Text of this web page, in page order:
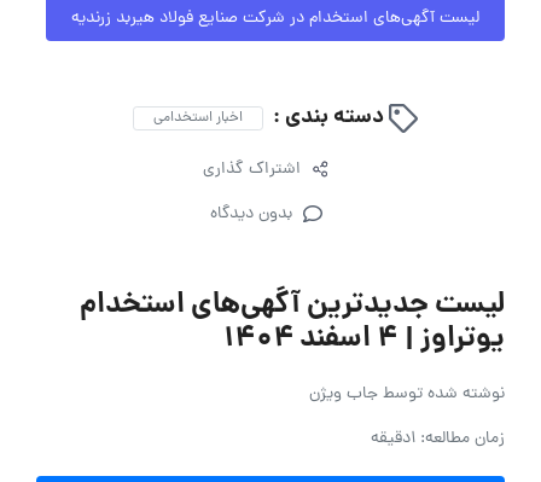
لیست آگهی‌های استخدام در شرکت صنایع فولاد هیربد زرندیه
دسته بندی : اخبار استخدامی
اشتراک گذاری
بدون دیدگاه
لیست جدیدترین آگهی‌های استخدام
یوتراوز | ۴ اسفند ۱۴۰۴
نوشته شده توسطجاب ویژن
زمان مطالعه: 1دقیقه